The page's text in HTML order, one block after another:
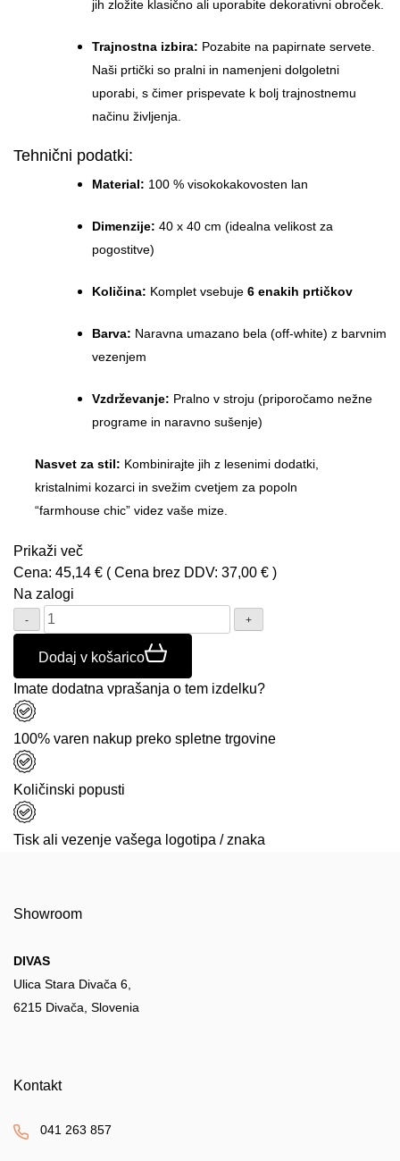
jih zložite klasično ali uporabite dekorativni obroček.
Trajnostna izbira: Pozabite na papirnate servete.
Naši prtički so pralni in namenjeni dolgoletni
uporabi, s čimer prispevate k bolj trajnostnemu
načinu življenja.
Tehnični podatki:
Material: 100 % visokokakovosten lan
Dimenzije: 40 x 40 cm (idealna velikost za
pogostitve)
Količina: Komplet vsebuje 6 enakih prtičkov
Barva: Naravna umazano bela (off-white) z barvnim
vezenjem
Vzdrževanje: Pralno v stroju (priporočamo nežne
programe in naravno sušenje)
Nasvet za stil: Kombinirajte jih z lesenimi dodatki,
kristalnimi kozarci in svežim cvetjem za popoln
“farmhouse chic” videz vaše mize.
Prikaži več
Cena: 45,14 € ( Cena brez DDV: 37,00 € )
Na zalogi
Količina:
Dodaj v košarico
Imate dodatna vprašanja o tem izdelku?
100% varen nakup preko spletne trgovine
Količinski popusti
Tisk ali vezenje vašega logotipa / znaka
Showroom
DIVAS
Ulica Stara Divača 6,
6215 Divača, Slovenia
Kontakt
041 263 857